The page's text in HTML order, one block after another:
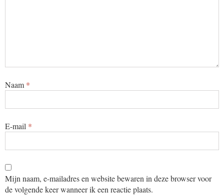
Naam *
E-mail *
Mijn naam, e-mailadres en website bewaren in deze browser voor
de volgende keer wanneer ik een reactie plaats.